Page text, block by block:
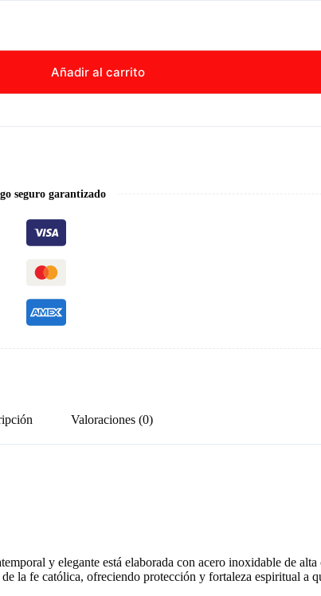
Añadir al carrito
seguro garantizado
Valoraciones (0)
y elegante está elaborada con acero inoxidable de
la fe católica, ofreciendo protección y fortaleza espiritual a